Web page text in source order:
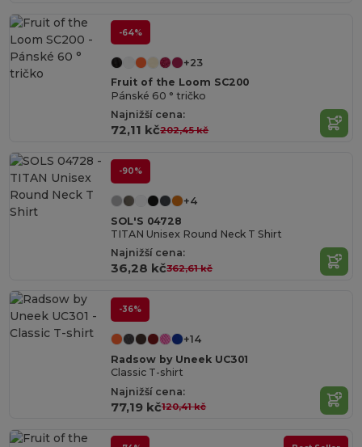
-64%
+23
Fruit of the Loom SC200
Pánské 60 ° tričko
Najnižší cena:
72,11 kč202,45 kč
-90%
+4
SOL'S 04728
TITAN Unisex Round Neck T Shirt
Najnižší cena:
36,28 kč362,61 kč
-36%
+14
Radsow by Uneek UC301
Classic T-shirt
Najnižší cena:
77,19 kč120,41 kč